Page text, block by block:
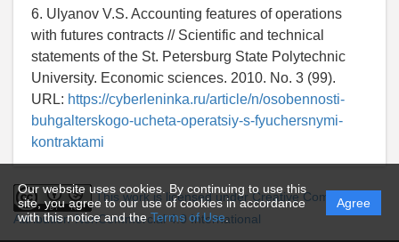
Our website uses cookies. By continuing to use this
site, you agree to our use of cookies in accordance
with this notice and theTerms of Use.
Agree
6. Ulyanov V.S. Accounting features of operations
with futures contracts // Scientific and technical
statements of the St. Petersburg State Polytechnic
University. Economic sciences. 2010. No. 3 (99).
URL: https://cyberleninka.ru/article/n/osobennosti-
buhgalterskogo-ucheta-operatsiy-s-fyuchersnymi-
kontraktami
This work is licensed under Creative Commons
Attribution-NonCommercial 4.0 International